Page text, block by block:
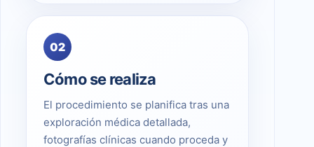
02
Cómo se realiza
El procedimiento se planifica tras una
exploración médica detallada,
fotografías clínicas cuando proceda y